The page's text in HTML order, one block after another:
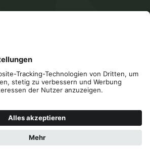
Datenschutz
Barrierefreiheitserklärung